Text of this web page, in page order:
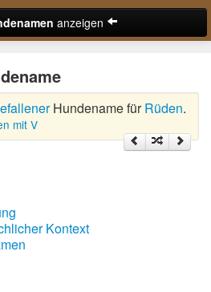
anzeigen
Hundename fürRüden.
mit V
Kontext